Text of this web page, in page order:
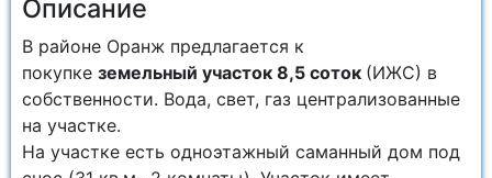
Описание
В районе Оранж предлагается к
покупке земельный участок 8,5 соток (ИЖС) в
собственности. Вода, свет, газ централизованные
на участке.
На участке есть одноэтажный саманный дом под